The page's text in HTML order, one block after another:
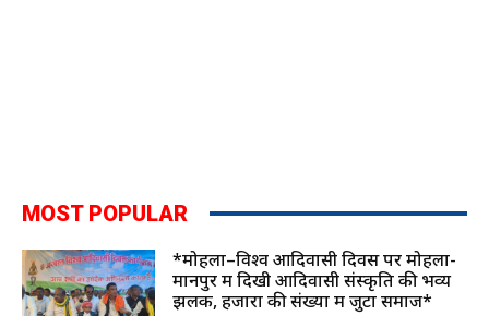
MOST POPULAR
*मोहला–विश्व आदिवासी दिवस पर मोहला-
मानपुर में दिखी आदिवासी संस्कृति की भव्य
झलक, हजारों की संख्या में जुटा समाज*